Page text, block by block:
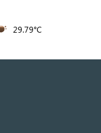
29.79°C